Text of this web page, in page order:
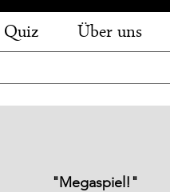
Quiz Über uns
"Megaspiel!"